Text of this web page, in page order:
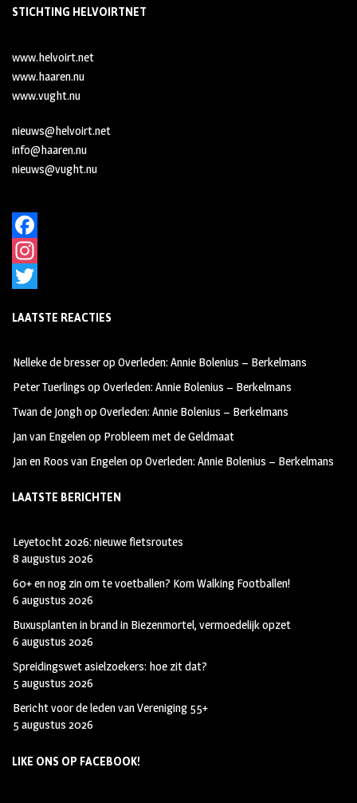
STICHTING HELVOIRTNET
www.helvoirt.net
www.haaren.nu
www.vught.nu
nieuws@helvoirt.net
info@haaren.nu
nieuws@vught.nu
F
a
e
k
s
r
a
w
e
r
LAATSTE REACTIES
Nelleke de bresseropOverleden: Annie Bolenius – Berkelmans
Peter Tuerlings opOverleden: Annie Bolenius – Berkelmans
Twan de JonghopOverleden: Annie Bolenius – Berkelmans
Jan van Engelenop Probleem met de Geldmaat
Jan en Roos van EngelenopOverleden: Annie Bolenius – Berkelmans
LAATSTE BERICHTEN
Leyetocht 2026: nieuwe fietsroutes
8 augustus 2026
60+ en nog zin om te voetballen? Kom Walking Footballen!
6 augustus 2026
Buxusplanten in brand in Biezenmortel, vermoedelijk opzet
6 augustus 2026
Spreidingswet asielzoekers: hoe zit dat?
5 augustus 2026
Bericht voor de leden van Vereniging 55+
5 augustus 2026
LIKE ONS OP FACEBOOK!